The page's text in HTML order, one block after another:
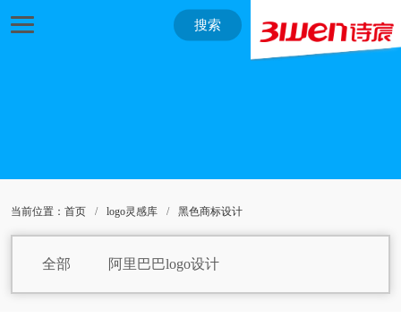
搜索
当前位置： 首页 / logo灵感库 / 黑色商标设计
全部 阿里巴巴logo设计